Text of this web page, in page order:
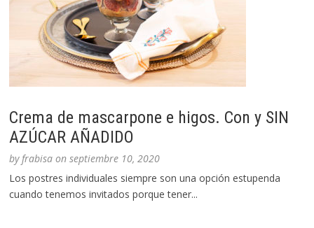
Crema de mascarpone e higos. Con y SIN
AZÚCAR AÑADIDO
byfrabisa onseptiembre 10, 2020
Los postres individuales siempre son una opción estupenda
cuando tenemos invitados porque tener...